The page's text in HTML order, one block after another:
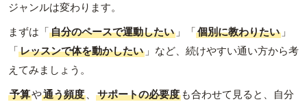
ジャンルは変わります。
まずは「自分のペースで運動したい 」「個別に教わりたい 」
「レッスンで体を動かしたい 」など、続けやすい通い方から考
えてみましょう。
予算や通う頻度 、 サポートの必要度 も合わせて見ると、自分